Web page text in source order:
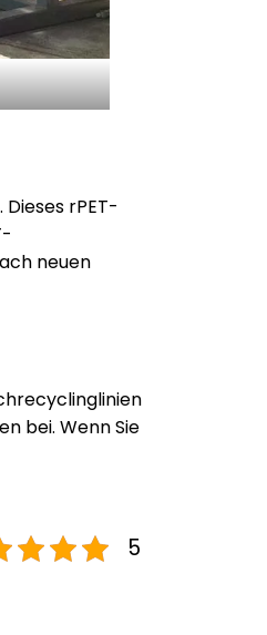
rPET-
neuen
bei. Wenn Sie
5